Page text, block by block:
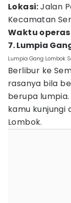
Lokasi:Jalan
Kecamatan
Waktu
7. Lumpia
Lumpia Gang Lombok
Berlibur ke
rasanya bila
berupa
kamu kunjungi
Lombok.